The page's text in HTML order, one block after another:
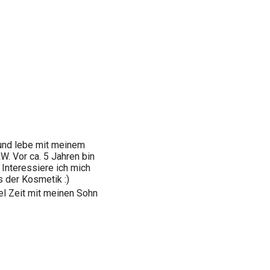
lebe mit meinem
Vor ca. 5 Jahren bin
ich mich
der Kosmetik :)
Zeit mit meinen Sohn